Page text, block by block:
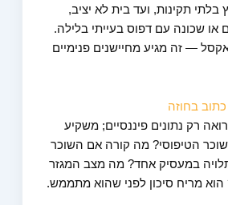
בלתי תקינות, ועד בית לא יציב,
או שכונה עם דפוס בעייתי בלילה.
— זה מגיע מחיישנים פנימיים
רק נתונים פיננסיים; משקיע
הטיפוסי? מה קורה אם השוכר
במעסיק אחד? מה מצב המגזר
הוא מריח סיכון לפני שהוא מתממש.